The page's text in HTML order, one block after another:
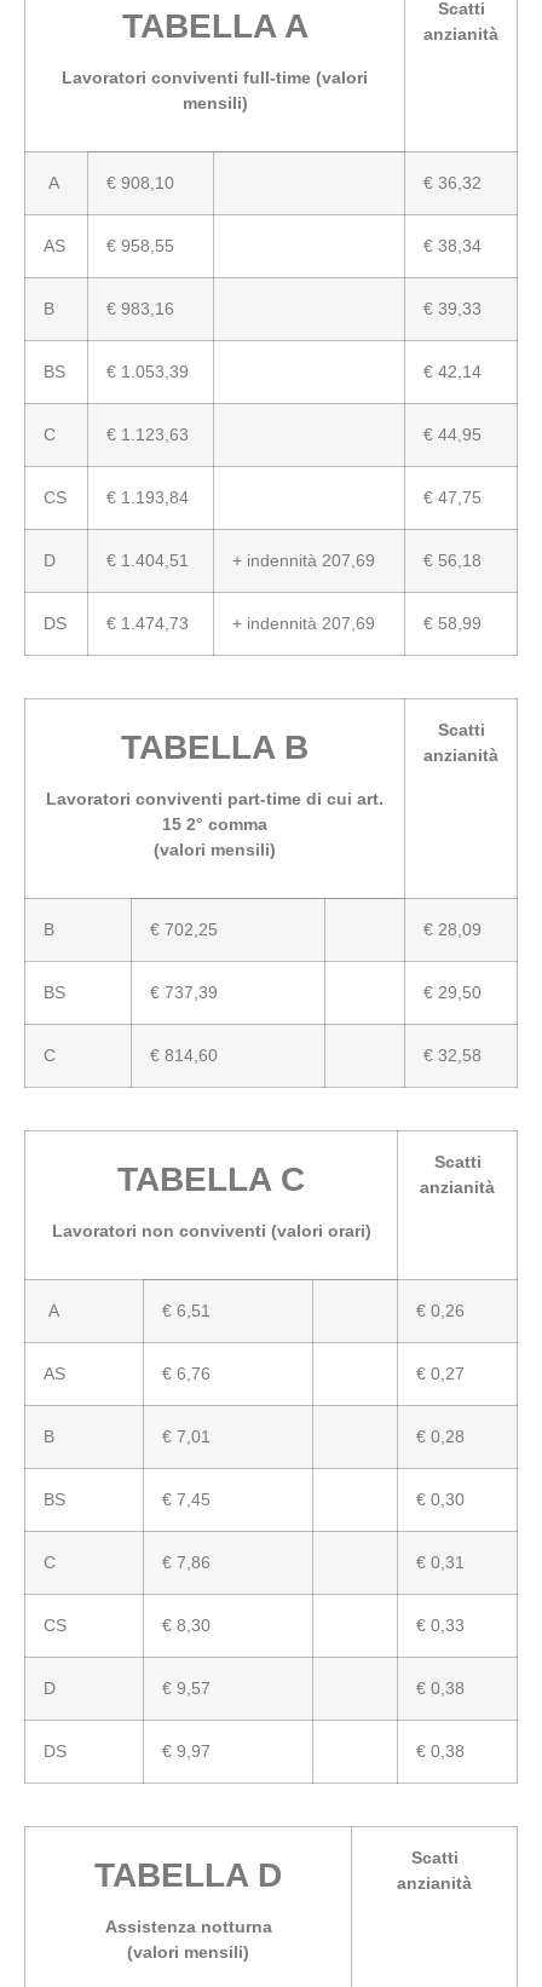
TABELLA A
Lavoratori conviventi full-time (valori
mensili)
Scatti
anzianità
A € 908,10 € 36,32
AS € 958,55 € 38,34
B € 983,16 € 39,33
BS € 1.053,39 € 42,14
C € 1.123,63 € 44,95
CS € 1.193,84 € 47,75
D € 1.404,51 + indennità 207,69 € 56,18
DS € 1.474,73 + indennità 207,69 € 58,99
TABELLA B
Lavoratori conviventi part-time di cui art.
15 2° comma
(valori mensili)
Scatti
anzianità
B € 702,25 € 28,09
BS € 737,39 € 29,50
C € 814,60 € 32,58
TABELLA C
Lavoratori non conviventi (valori orari)
Scatti
anzianità
A € 6,51 € 0,26
AS € 6,76 € 0,27
B € 7,01 € 0,28
BS € 7,45 € 0,30
C € 7,86 € 0,31
CS € 8,30 € 0,33
D € 9,57 € 0,38
DS € 9,97 € 0,38
TABELLA D
Assistenza notturna
(valori mensili)
Scatti
anzianità